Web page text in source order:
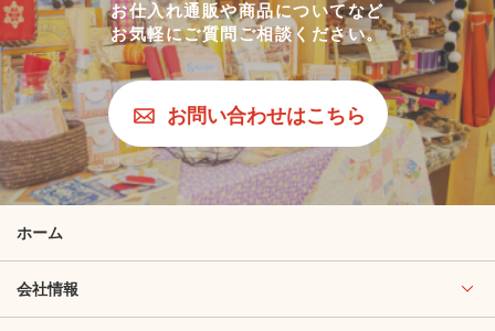
お仕入れ通販や商品についてなど
お気軽にご質問ご相談ください。
お問い合わせはこちら
ホーム
会社情報